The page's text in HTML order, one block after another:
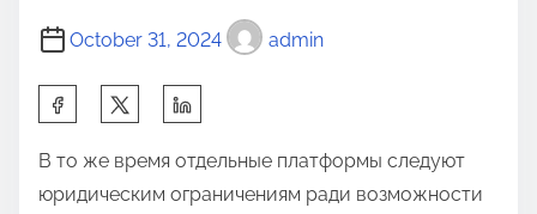
October 31, 2024 admin
В то же время отдельные платформы следуют
юридическим ограничениям ради возможности